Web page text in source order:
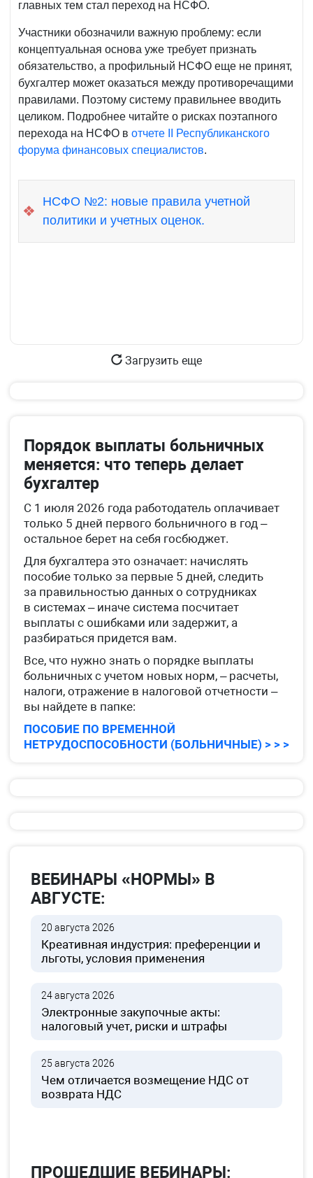
главных тем стал переход на НСФО.
Участники обозначили важную проблему: если
концептуальная основа уже требует признать
обязательство, а профильный НСФО еще не принят,
бухгалтер может оказаться между противоречащими
правилами. Поэтому систему правильнее вводить
целиком. Подробнее читайте о рисках поэтапного
перехода на НСФО в отчете II Республиканского
форума финансовых специалистов.
❖
НСФО №2: новые правила учетной
политики и учетных оценок.
Загрузить еще
Порядок выплаты больничных
меняется: что теперь делает
бухгалтер
С 1 июля 2026 года работодатель оплачивает
только 5 дней первого больничного в год –
остальное берет на себя госбюджет.
Для бухгалтера это означает: начислять
пособие только за первые 5 дней, следить
за правильностью данных о сотрудниках
в системах – иначе система посчитает
выплаты с ошибками или задержит, а
разбираться придется вам.
Все, что нужно знать о порядке выплаты
больничных с учетом новых норм, – расчеты,
налоги, отражение в налоговой отчетности –
вы найдете в папке:
ПОСОБИЕ ПО ВРЕМЕННОЙ
НЕТРУДОСПОСОБНОСТИ (БОЛЬНИЧНЫЕ) > > >
ВЕБИНАРЫ «НОРМЫ» В
АВГУСТЕ:
20 августа 2026
Креативная индустрия: преференции и
льготы, условия применения
24 августа 2026
Электронные закупочные акты:
налоговый учет, риски и штрафы
25 августа 2026
Чем отличается возмещение НДС от
возврата НДС
ПРОШЕДШИЕ ВЕБИНАРЫ: